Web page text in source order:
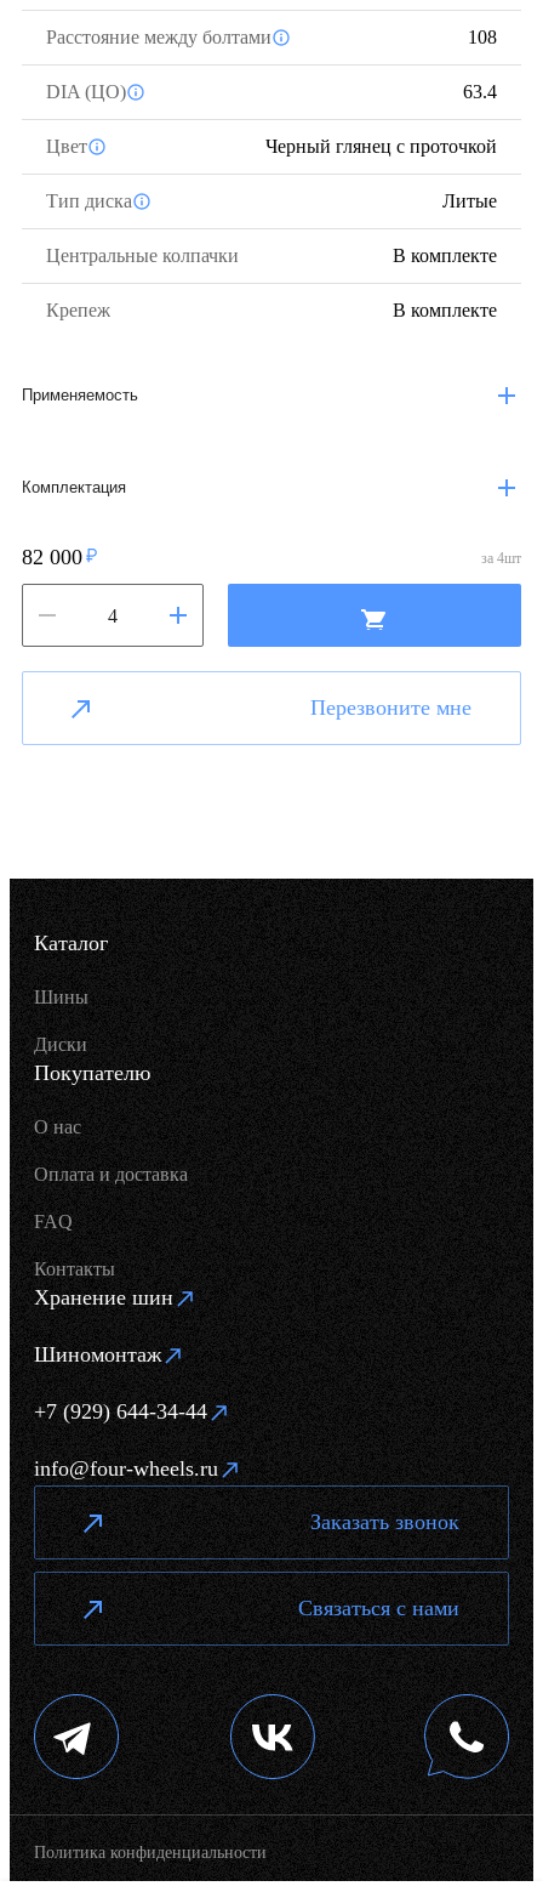
Расстояние между болтами 108
DIA (ЦО) 63.4
Цвет Черный глянец с проточкой
Тип диска Литые
Центральные колпачки В комплекте
Крепеж В комплекте
Применяемость
Комплектация
82 000 за 4шт
Перезвоните мне
Каталог
Шины
Диски
Покупателю
О нас
Оплата и доставка
FAQ
Контакты
Хранение шин
Шиномонтаж
+7 (929) 644-34-44
info@four-wheels.ru
Заказать звонок
Связаться с нами
Политика конфиденциальности